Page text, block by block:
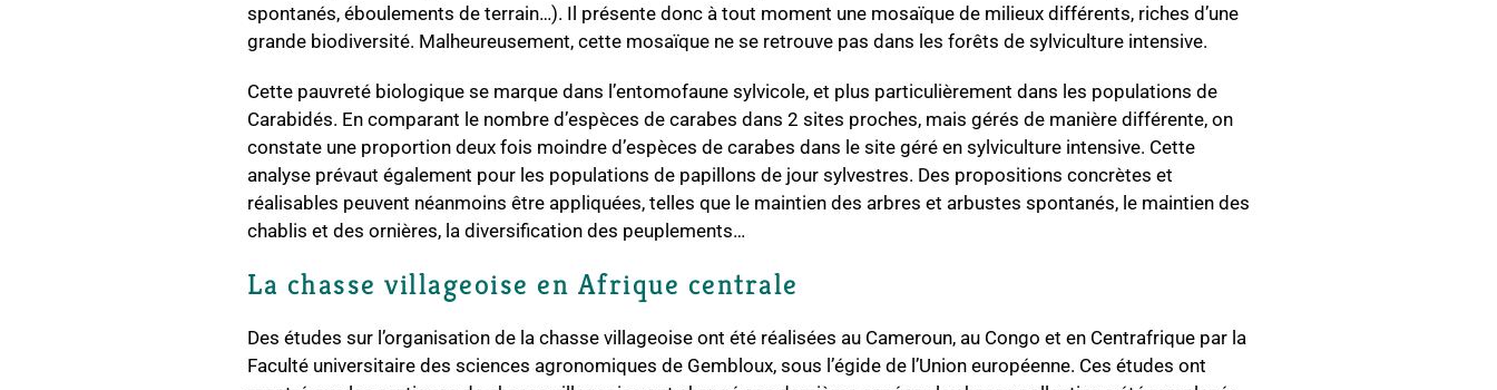
spontanés, éboulements de terrain…). Il présente donc à tout moment une mosaïque de milieux différents, riches d’une
grande biodiversité. Malheureusement, cette mosaïque ne se retrouve pas dans les forêts de sylviculture intensive.
Cette pauvreté biologique se marque dans l’entomofaune sylvicole, et plus particulièrement dans les populations de
Carabidés. En comparant le nombre d’espèces de carabes dans 2 sites proches, mais gérés de manière différente, on
constate une proportion deux fois moindre d’espèces de carabes dans le site géré en sylviculture intensive. Cette
analyse prévaut également pour les populations de papillons de jour sylvestres. Des propositions concrètes et
réalisables peuvent néanmoins être appliquées, telles que le maintien des arbres et arbustes spontanés, le maintien des
chablis et des ornières, la diversification des peuplements…
La chasse villageoise en Afrique centrale
Des études sur l’organisation de la chasse villageoise ont été réalisées au Cameroun, au Congo et en Centrafrique par la
Faculté universitaire des sciences agronomiques de Gembloux, sous l’égide de l’Union européenne. Ces études ont